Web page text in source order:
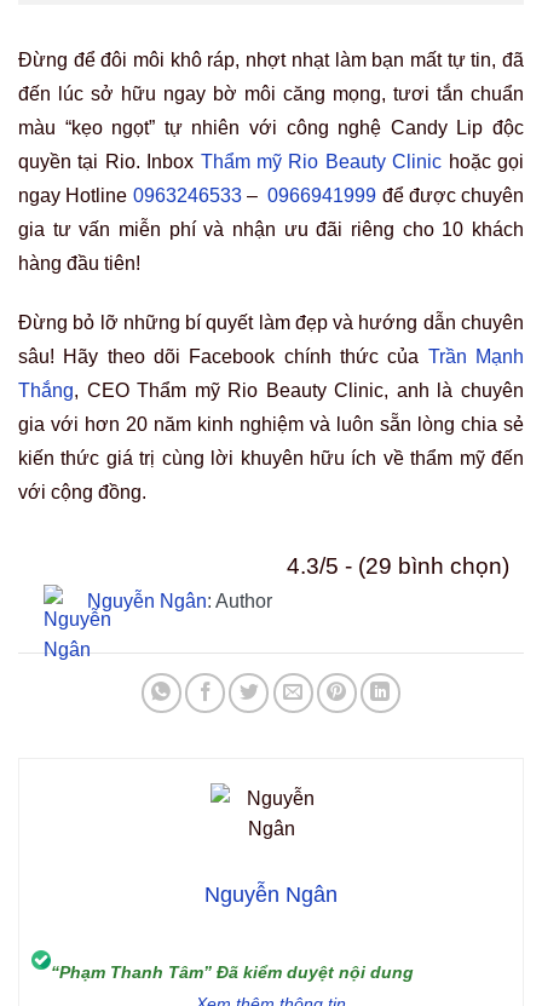
Đừng để đôi môi khô ráp, nhợt nhạt làm bạn mất tự tin, đã
đến lúc sở hữu ngay bờ môi căng mọng, tươi tắn chuẩn
màu “kẹo ngọt” tự nhiên với công nghệ Candy Lip độc
quyền tại Rio. Inbox Thẩm mỹ Rio Beauty Clinic hoặc gọi
ngay Hotline 0963246533–0966941999 để được chuyên
gia tư vấn miễn phí và nhận ưu đãi riêng cho 10 khách
hàng đầu tiên!
Đừng bỏ lỡ những bí quyết làm đẹp và hướng dẫn chuyên
sâu! Hãy theo dõi Facebook chính thức của Trần Mạnh
Thắng, CEO Thẩm mỹ Rio Beauty Clinic, anh là chuyên
gia với hơn 20 năm kinh nghiệm và luôn sẵn lòng chia sẻ
kiến thức giá trị cùng lời khuyên hữu ích về thẩm mỹ đến
với cộng đồng.
4.3/5 - (29 bình chọn)
Nguyễn Ngân: Author
Nguyễn Ngân
“Phạm Thanh Tâm” Đã kiểm duyệt nội dung